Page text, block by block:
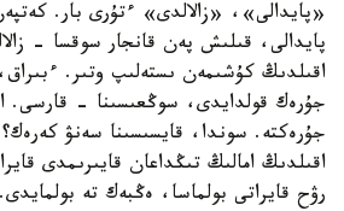
«پايدالى»، «زالالدى» ءتۇرى بار.
پايدالى، قىلىش پەن قانجار سوقسا -
اقىلدىڭ كۇشىمەن ىستەلىپ وتىر.
جۇرەك قولدايدى، سوڭعىسىنا - قارسى.
جۇرەكتە. سوندا، قايسىسىنا سەنۋ
اقىلدىڭ امالىڭ تىڭداعان قايىرىمدى
رۋح قايراتى بولماسا، ەڭبەك تە